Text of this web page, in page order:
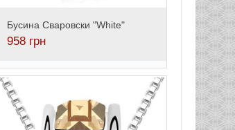
Бусина Сваровски "White"
958 грн